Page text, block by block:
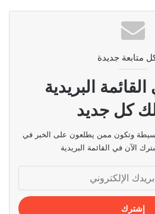
متابعة جديدة
البريدية
كل جديد
بسيطة وتكون ممن يطلعون على الخبر في
الآن في القائمة البريدية